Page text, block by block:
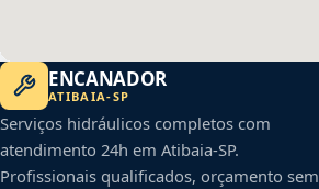
ENCANADOR
ATIBAIA-SP
Serviços hidráulicos completos com
atendimento 24h em Atibaia-SP.
Profissionais qualificados, orçamento sem